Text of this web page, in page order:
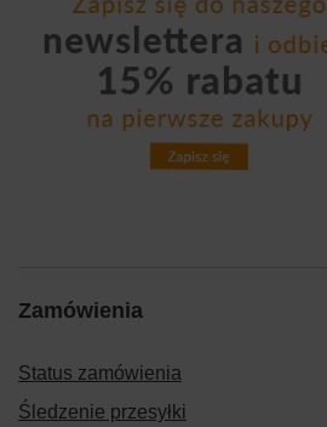
Zamówienia
Status zamówienia
Śledzenie przesyłki